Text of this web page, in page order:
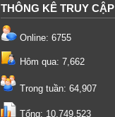
THÔNG KÊ TRUY CẬP
Online: 6755
Hôm qua: 7,662
Trong tuần: 64,907
Tổng: 10,749,523